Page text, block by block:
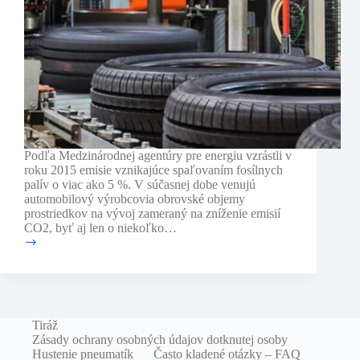
Podľa Medzinárodnej agentúry pre energiu vzrástli v
roku 2015 emisie vznikajúce spaľovaním fosílnych
palív o viac ako 5 %. V súčasnej dobe venujú
automobilový výrobcovia obrovské objemy
prostriedkov na vývoj zameraný na zníženie emisií
CO2, byť aj len o niekoľko…
Pneumatiky
Tiráž
Zásady ochrany osobných údajov dotknutej osoby
Hustenie pneumatík
Často kladené otázky – FAQ